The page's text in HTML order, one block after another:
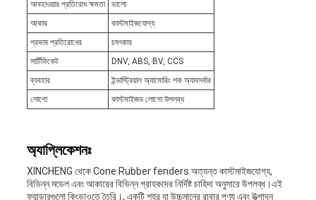
আবহাওয়ার প্রতিরোধ ক্ষমতা
ভালো
আকার
কাস্টমাইজযোগ্য
প্রভাব প্রতিরোধের
চমৎকার
সার্টিফিকেট
DNV, ABS, BV, CCS
ব্যবহার
ইন্ডাস্ট্রিয়াল অ্যামোরিং শক অ্যাবসর্বার
লোগো
কাস্টমাইজড লোগো উপলব্ধ
অ্যাপ্লিকেশনঃ
XINCHENG থেকে Cone Rubber fenders অত্যন্ত কাস্টমাইজযোগ্য,
বিভিন্ন মডেল এবং আকারের বিভিন্ন গ্রাহকদের নির্দিষ্ট চাহিদা অনুসারে উপলব্ধ।এই
ফ্যান্ডারগুলো কিংডাওতে তৈরি।, একটি শহর যা উচ্চমানের রাবার পণ্য এবং উত্পাদন